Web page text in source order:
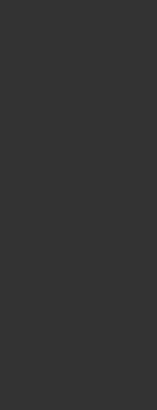
van igazán értelme,
szolgálják. Mik a
korábban jól
orvos nem
a pathologiás
ma már
a legújabb
A könyv
önszabályzó
nyelven ezzel
benyo-az-agyi-